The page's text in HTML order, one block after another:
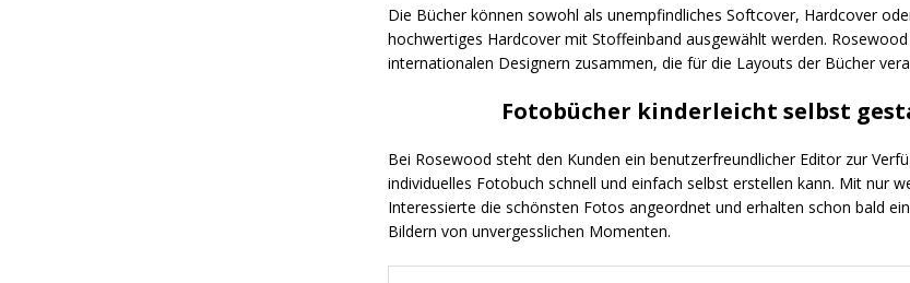
Die Bücher können sowohl als unempfindliches Softcover, Hardcover
hochwertiges Hardcover mit Stoffeinband ausgewählt werden.
internationalen Designern zusammen, die für die Layouts der Bücher
Fotobücher kinderleicht selbst
Bei Rosewood steht den Kunden ein benutzerfreundlicher Editor zur
individuelles Fotobuch schnell und einfach selbst erstellen kann. Mit nur
Interessierte die schönsten Fotos angeordnet und erhalten schon bald
Bildern von unvergesslichen Momenten.